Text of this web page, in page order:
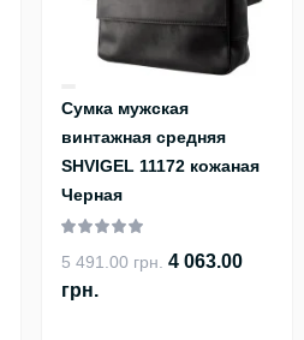
Сумка мужская
винтажная средняя
SHVIGEL 11172 кожаная
Черная
5 491.00 грн. 4 063.00
грн.